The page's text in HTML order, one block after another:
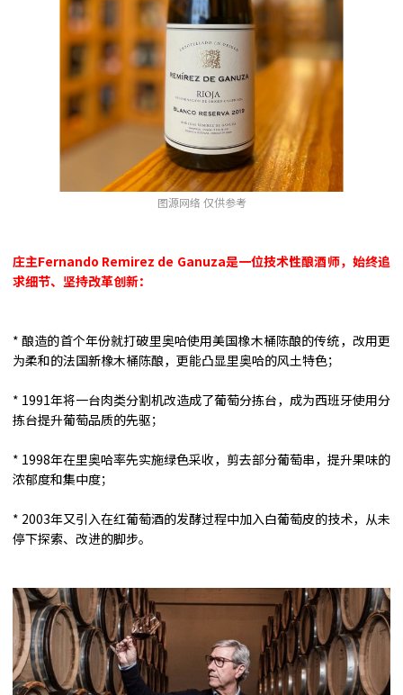
图源网络 仅供参考
庄主Fernando Remirez de Ganuza是一位技术性酿酒师，始终追
求细节、坚持改革创新：
* 酿造的首个年份就打破里奥哈使用美国橡木桶陈酿的传统，改用更
为柔和的法国新橡木桶陈酿，更能凸显里奥哈的风土特色；
* 1991年将一台肉类分割机改造成了葡萄分拣台，成为西班牙使用分
拣台提升葡萄品质的先驱；
* 1998年在里奥哈率先实施绿色采收，剪去部分葡萄串，提升果味的
浓郁度和集中度；
* 2003年又引入在红葡萄酒的发酵过程中加入白葡萄皮的技术，从未
停下探索、改进的脚步。